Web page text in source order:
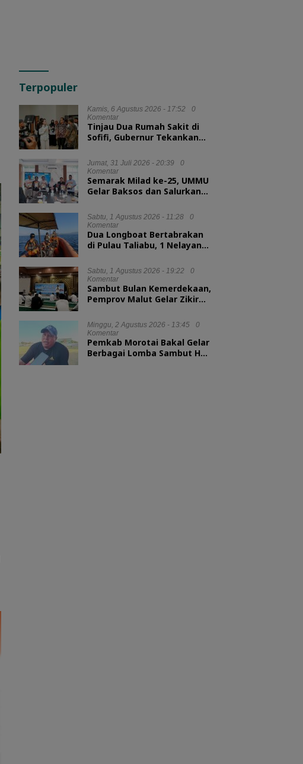
Terpopuler
Kamis, 6 Agustus 2026 - 17:52
0
Komentar
Tinjau Dua Rumah Sakit di
Sofifi, Gubernur Tekankan
Kesehatan
Jumat, 31 Juli 2026 - 20:39
0
Komentar
Semarak Milad ke-25, UMMU
Gelar Baksos dan Salurkan
Mahasiswa Kurang Mampu
Sabtu, 1 Agustus 2026 - 11:28
0
Komentar
Dua Longboat Bertabrakan
di Pulau Taliabu, 1 Nelayan
Sabtu, 1 Agustus 2026 - 19:22
0
Komentar
Sambut Bulan Kemerdekaan,
Pemprov Malut Gelar Zikir
Minggu, 2 Agustus 2026 - 13:45
0
Komentar
Pemkab Morotai Bakal Gelar
Berbagai Lomba Sambut HUT